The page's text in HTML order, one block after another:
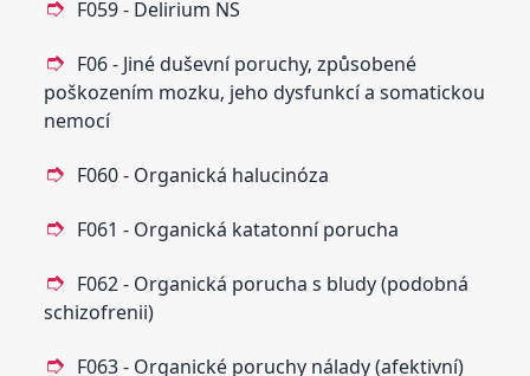
F059 - Delirium NS
F06 - Jiné duševní poruchy‚ způsobené
poškozením mozku‚ jeho dysfunkcí a somatickou
nemocí
F060 - Organická halucinóza
F061 - Organická katatonní porucha
F062 - Organická porucha s bludy (podobná
schizofrenii)
F063 - Organické poruchy nálady (afektivní)